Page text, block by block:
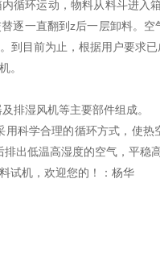
循环运动，物料从料斗进入
逐一直翻到z后一层卸料。
到目前为止，根据用户要求
。
排湿风机等主要部件组成。
科学合理的循环方式，使热
出低温高湿度的空气，平稳
试机，欢迎您的！：杨华